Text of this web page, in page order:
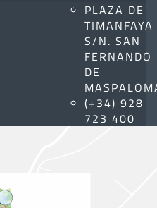
PLAZA DE
TIMANFAYA
S/N. SAN
FERNANDO
DE
(+34) 928
723 400